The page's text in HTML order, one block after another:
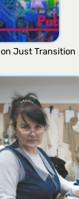
on Just Transition